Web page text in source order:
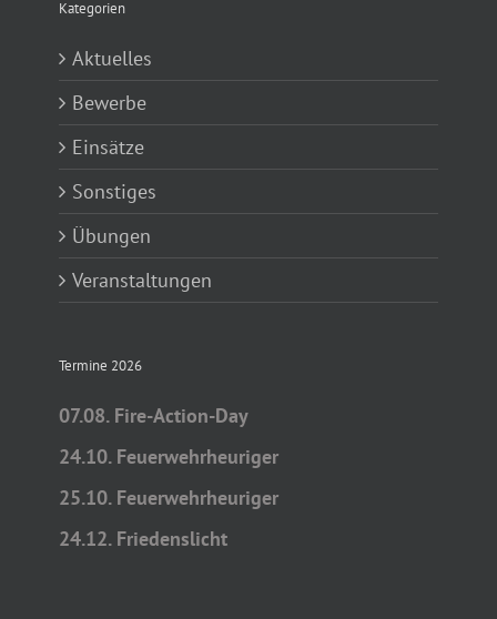
Kategorien
Aktuelles
Bewerbe
Einsätze
Sonstiges
Übungen
Veranstaltungen
Termine 2026
07.08. Fire-Action-Day
24.10. Feuerwehrheuriger
25.10. Feuerwehrheuriger
24.12. Friedenslicht